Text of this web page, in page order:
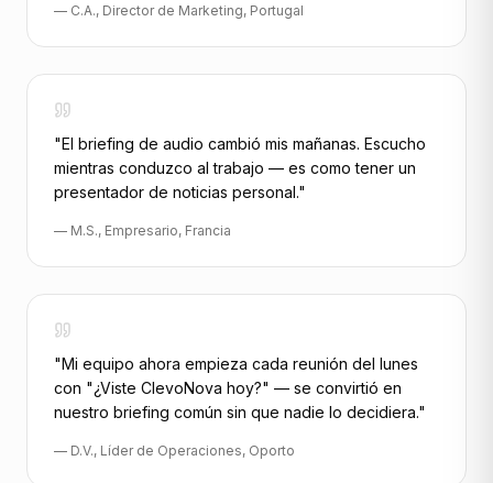
— C.A., Director de Marketing, Portugal
"El briefing de audio cambió mis mañanas. Escucho
mientras conduzco al trabajo — es como tener un
presentador de noticias personal."
— M.S., Empresario, Francia
"Mi equipo ahora empieza cada reunión del lunes
con "¿Viste ClevoNova hoy?" — se convirtió en
nuestro briefing común sin que nadie lo decidiera."
— D.V., Líder de Operaciones, Oporto